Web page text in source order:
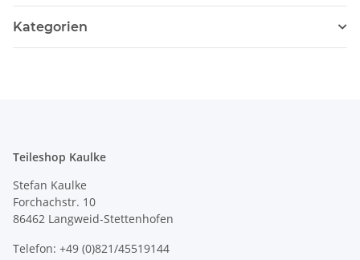
Kategorien
Teileshop Kaulke
Stefan Kaulke
Forchachstr. 10
86462 Langweid-Stettenhofen
Telefon: +49 (0)821/45519144